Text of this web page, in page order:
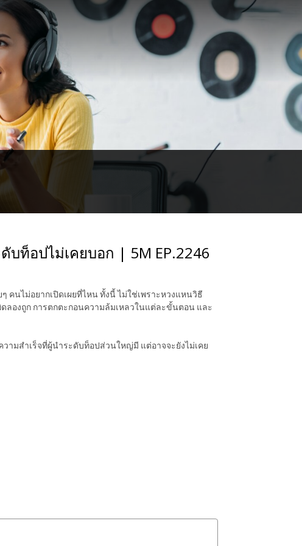
บท็อปไม่เคยบอก | 5M EP.2246
คนไม่อยากเปิดเผยที่ไหน ทั้งนี้ ไม่ใช่เพราะหวงแหนวิธี
ลองถูก การตกตะกอนความล้มเหลวในแต่ละขั้นตอน และ
ามสำเร็จที่ผู้นำระดับท็อปส่วนใหญ่มี แต่อาจจะยังไม่เคย